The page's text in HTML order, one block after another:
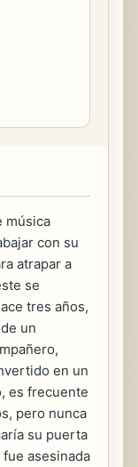
música
con su
atrapar a
se
tres años,
un
en un
es frecuente
pero nunca
su puerta
asesinada